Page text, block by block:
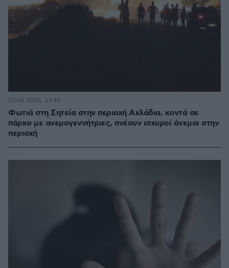
Φωτιά στη Σητεία στην περιοχή Αχλάδια, κοντά σε
πάρκο με ανεμογεννήτριες, πνέουν ισχυροί άνεμοι στην
περιοχή
07.08.2026, 23:40